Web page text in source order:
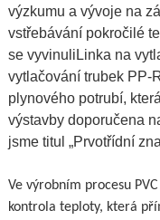
výzkumu a vývoje na
vstřebávání pokročilé
se vyvinuli Linka na
vytlačování trubek PP-
plynového potrubí,
výstavby doporučena
jsme titul „Prvotřídní
Ve výrobním procesu
kontrola teploty, která